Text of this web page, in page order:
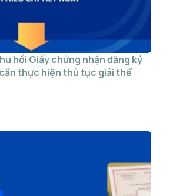
hồi Giấy chứng nhận đăng ký
thực hiện thủ tục giải thể